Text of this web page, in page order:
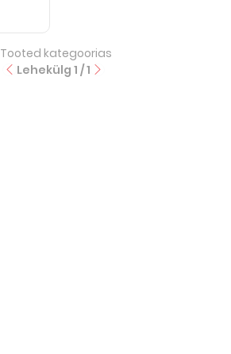
Tooted kategoorias
Lehekülg 1 /1